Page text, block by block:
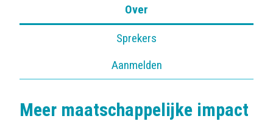
Over
Sprekers
Aanmelden
Meer maatschappelijke impact